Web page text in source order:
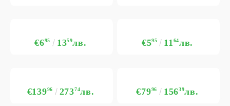
€695 1359лв. €595 1164лв.
€13996 27374лв. €7996 15639лв.